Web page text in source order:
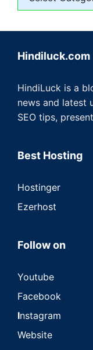
Hindiluck.com
HindiLuck is a
news and latest
SEO tips,
Best Hosting
Hostinger
Ezerhost
Follow on
Youtube
Facebook
Instagram
Website